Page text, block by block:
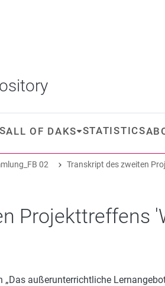
ALL OF DAKS STATISTICS
02
Projekttreffens
außerunterrichtliche